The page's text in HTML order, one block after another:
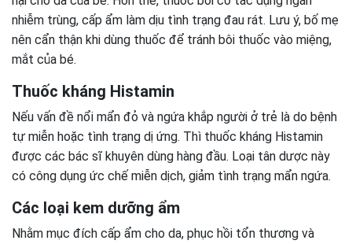
nhiễm trùng, cấp ẩm làm dịu tình trạng đau rát. Lưu ý, bố mẹ
nên cẩn thận khi dùng thuốc để tránh bôi thuốc vào miệng,
mắt của bé.
Thuốc kháng Histamin
Nếu vấn đề nổi mẩn đỏ và ngứa khắp người ở trẻ là do bệnh
tự miễn hoặc tình trạng dị ứng. Thì thuốc kháng Histamin
được các bác sĩ khuyên dùng hàng đầu. Loại tân dược này
có công dụng ức chế miễn dịch, giảm tình trạng mẩn ngứa.
Các loại kem dưỡng ẩm
Nhằm mục đích cấp ẩm cho da, phục hồi tổn thương và